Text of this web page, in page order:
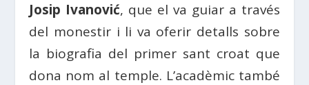
Josip Ivanović, que el va guiar a través
del monestir i li va oferir detalls sobre
la biografia del primer sant croat que
dona nom al temple. L’acadèmic també